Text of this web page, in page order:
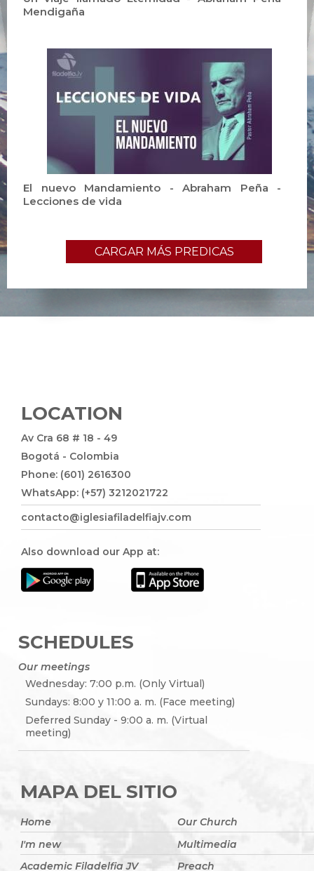
Mendigaña
El nuevo Mandamiento - Abraham Peña -
Lecciones de vida
CARGAR MÁS PREDICAS
LOCATION
Av Cra 68 # 18 - 49
Bogotá - Colombia
Phone: (601) 2616300
WhatsApp: (+57) 3212021722
contacto@iglesiafiladelfiajv.com
Also download our App at:
SCHEDULES
Our meetings
Wednesday: 7:00 p.m. (Only Virtual)
Sundays: 8:00 y 11:00 a. m. (Face meeting)
Deferred Sunday - 9:00 a. m. (Virtual
meeting)
MAPA DEL SITIO
Home
Our Church
I'm new
Multimedia
Academic Filadelfia JV
Preach